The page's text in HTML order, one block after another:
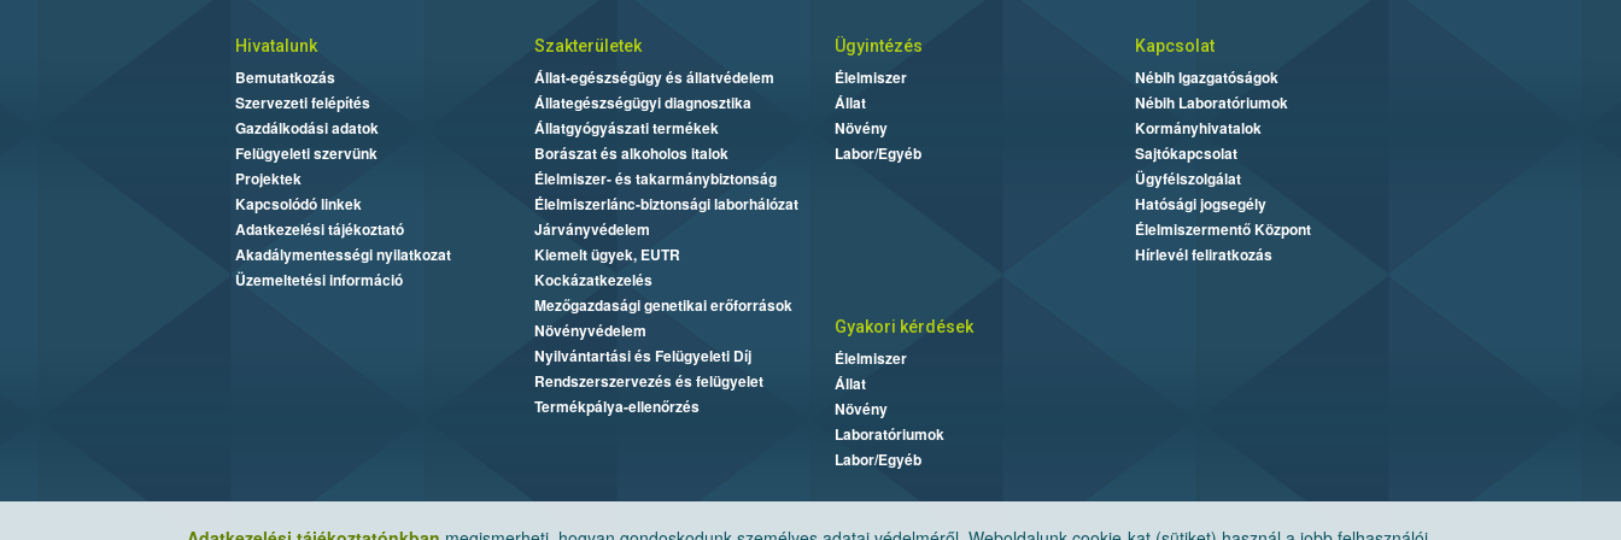
Hivatalunk
Bemutatkozás
Szervezeti felépítés
Gazdálkodási adatok
Felügyeleti szervünk
Projektek
Kapcsolódó linkek
Adatkezelési tájékoztató
Akadálymentességi nyilatkozat
Üzemeltetési információ
Szakterületek
Állat-egészségügy és állatvédelem
Állategészségügyi diagnosztika
Állatgyógyászati termékek
Borászat és alkoholos italok
Élelmiszer- és takarmánybiztonság
Élelmiszerlánc-biztonsági laborhálózat
Járványvédelem
Kiemelt ügyek, EUTR
Kockázatkezelés
Mezőgazdasági genetikai erőforrások
Növényvédelem
Nyilvántartási és Felügyeleti Díj
Rendszerszervezés és felügyelet
Termékpálya-ellenőrzés
Ügyintézés
Élelmiszer
Állat
Növény
Labor/Egyéb
Kapcsolat
Nébih Igazgatóságok
Nébih Laboratóriumok
Kormányhivatalok
Sajtókapcsolat
Ügyfélszolgálat
Hatósági jogsegély
Élelmiszermentő Központ
Hírlevél feliratkozás
Gyakori kérdések
Élelmiszer
Állat
Növény
Laboratóriumok
Labor/Egyéb